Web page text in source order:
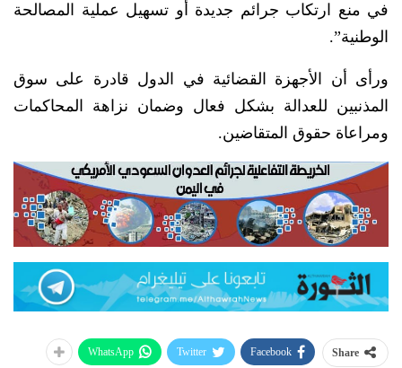
في منع ارتكاب جرائم جديدة أو تسهيل عملية المصالحة
الوطنية”.
ورأى أن الأجهزة القضائية في الدول قادرة على سوق
المذنبين للعدالة بشكل فعال وضمان نزاهة المحاكمات
ومراعاة حقوق المتقاضين.
Share
Facebook
Twitter
WhatsApp